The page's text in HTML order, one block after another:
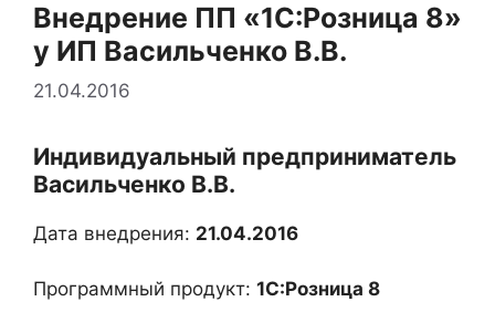
Внедрение ПП «1С:Розница 8»
у ИП Васильченко В.В.
21.04.2016
Индивидуальный предприниматель
Васильченко В.В.
Дата внедрения: 21.04.2016
Программный продукт: 1С:Розница 8